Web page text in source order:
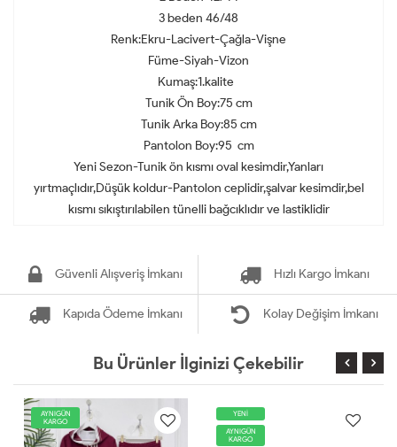
3 beden 46/48
Renk:Ekru-Lacivert-Çağla-Vişne
Füme-Siyah-Vizon
Kumaş:1.kalite
Tunik Ön Boy:75 cm
Tunik Arka Boy:85 cm
Pantolon Boy:95 cm
Yeni Sezon-Tunik ön kısmı oval kesimdir,Yanları
yırtmaçlıdır,Düşük koldur-Pantolon ceplidir,şalvar kesimdir,bel
kısmı sıkıştırılabilen tünelli bağcıklıdır ve lastiklidir
Güvenli Alışveriş İmkanı Hızlı Kargo İmkanı
Kapıda Ödeme İmkanı Kolay Değişim İmkanı
Bu Ürünler İlginizi Çekebilir
AYNIGÜN
KARGO
YENİ
AYNIGÜN
KARGO